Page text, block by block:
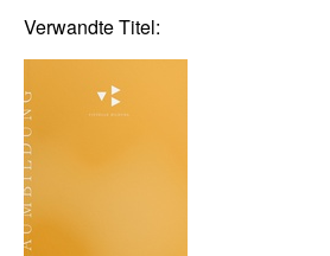
Verwandte Titel: